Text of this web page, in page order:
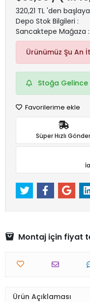
320,21 TL 'den
Depo Stok Bilgileri :
Sancaktepe Mağaza
Ürünümüz Şu An
Stoğa Gelince
Favorilerime ekle
Süper Hızlı
Montaj için fiyat
Ürün Açıklaması